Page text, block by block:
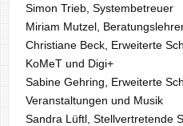
Simon Trieb, Systembetreuer
Miriam Mutzel,
Christiane Beck, Erweiterte
KoMeT und Digi+
Sabine Gehring, Erweiterte
Veranstaltungen und Musik
Sandra Lüftl, Stellvertretende